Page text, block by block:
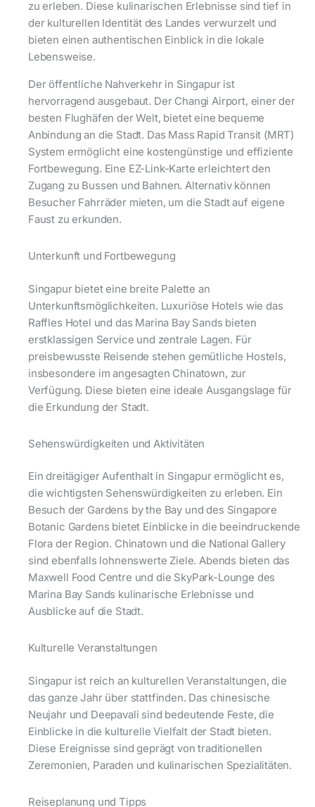
zu erleben. Diese kulinarischen Erlebnisse sind tief in
der kulturellen Identität des Landes verwurzelt und
bieten einen authentischen Einblick in die lokale
Lebensweise.
Der öffentliche Nahverkehr in Singapur ist
hervorragend ausgebaut. Der Changi Airport, einer der
besten Flughäfen der Welt, bietet eine bequeme
Anbindung an die Stadt. Das Mass Rapid Transit (MRT)
System ermöglicht eine kostengünstige und effiziente
Fortbewegung. Eine EZ-Link-Karte erleichtert den
Zugang zu Bussen und Bahnen. Alternativ können
Besucher Fahrräder mieten, um die Stadt auf eigene
Faust zu erkunden.
Unterkunft und Fortbewegung
Singapur bietet eine breite Palette an
Unterkunftsmöglichkeiten. Luxuriöse Hotels wie das
Raffles Hotel und das Marina Bay Sands bieten
erstklassigen Service und zentrale Lagen. Für
preisbewusste Reisende stehen gemütliche Hostels,
insbesondere im angesagten Chinatown, zur
Verfügung. Diese bieten eine ideale Ausgangslage für
die Erkundung der Stadt.
Sehenswürdigkeiten und Aktivitäten
Ein dreitägiger Aufenthalt in Singapur ermöglicht es,
die wichtigsten Sehenswürdigkeiten zu erleben. Ein
Besuch der Gardens by the Bay und des Singapore
Botanic Gardens bietet Einblicke in die beeindruckende
Flora der Region. Chinatown und die National Gallery
sind ebenfalls lohnenswerte Ziele. Abends bieten das
Maxwell Food Centre und die SkyPark-Lounge des
Marina Bay Sands kulinarische Erlebnisse und
Ausblicke auf die Stadt.
Kulturelle Veranstaltungen
Singapur ist reich an kulturellen Veranstaltungen, die
das ganze Jahr über stattfinden. Das chinesische
Neujahr und Deepavali sind bedeutende Feste, die
Einblicke in die kulturelle Vielfalt der Stadt bieten.
Diese Ereignisse sind geprägt von traditionellen
Zeremonien, Paraden und kulinarischen Spezialitäten.
Reiseplanung und Tipps